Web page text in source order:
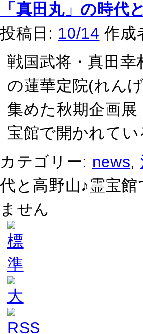
「真田丸」の時代
投稿日: 10/14 作成
戦国武将・真田
の蓮華定院(れん
集めた秋期企画
宝館で開かれて
カテゴリー: news,
代と高野山♪霊宝
ません